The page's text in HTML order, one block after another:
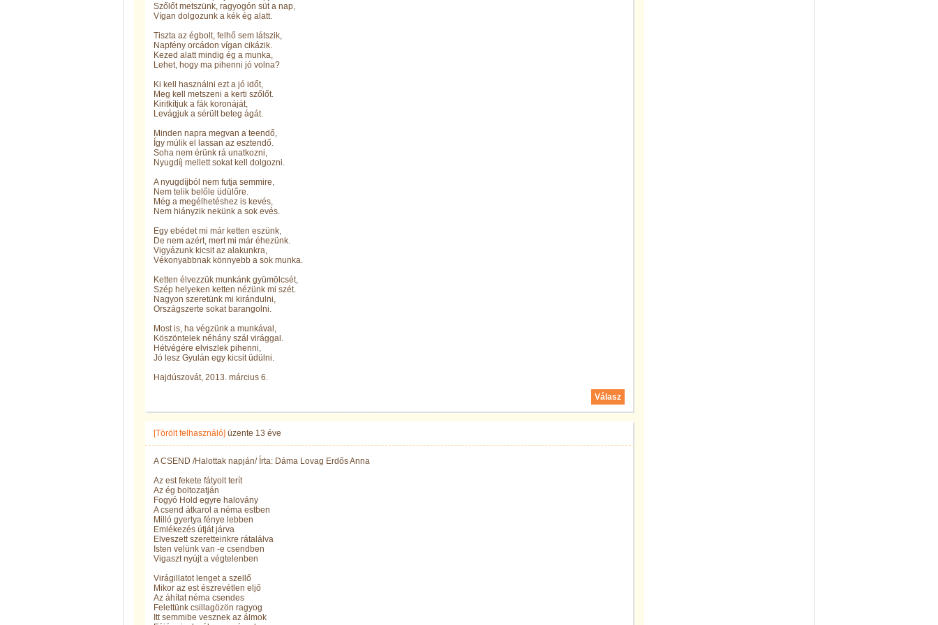
Szőlőt metszünk, ragyogón süt a nap,
Vígan dolgozunk a kék ég alatt.
Tiszta az égbolt, felhő sem látszik,
Napfény orcádon vígan cikázik.
Kezed alatt mindig ég a munka,
Lehet, hogy ma pihenni jó volna?
Ki kell használni ezt a jó időt,
Meg kell metszeni a kerti szőlőt.
Kiritkítjuk a fák koronáját,
Levágjuk a sérült beteg ágát.
Minden napra megvan a teendő,
Így múlik el lassan az esztendő.
Soha nem érünk rá unatkozni,
Nyugdíj mellett sokat kell dolgozni.
A nyugdíjból nem futja semmire,
Nem telik belőle üdülőre.
Még a megélhetéshez is kevés,
Nem hiányzik nekünk a sok evés.
Egy ebédet mi már ketten eszünk,
De nem azért, mert mi már éhezünk.
Vigyázunk kicsit az alakunkra,
Vékonyabbnak könnyebb a sok munka.
Ketten élvezzük munkánk gyümölcsét,
Szép helyeken ketten nézünk mi szét.
Nagyon szeretünk mi kirándulni,
Országszerte sokat barangolni.
Most is, ha végzünk a munkával,
Köszöntelek néhány szál virággal.
Hétvégére elviszlek pihenni,
Jó lesz Gyulán egy kicsit üdülni.
Hajdúszovát, 2013. március 6.
Válasz
[Törölt felhasználó] üzente 13 éve
A CSEND /Halottak napján/ Írta: Dáma Lovag Erdős Anna
Az est fekete fátyolt terít
Az ég boltozatján
Fogyó Hold egyre halovány
A csend átkarol a néma estben
Milló gyertya fénye lebben
Emlékezés útját járva
Elveszett szeretteinkre rátalálva
Isten velünk van -e csendben
Vigaszt nyújt a végtelenben
Virágillatot lenget a szellő
Mikor az est észrevétlen eljő
Az áhítat néma csendes
Felettünk csillagözön ragyog
Itt semmibe vesznek az álmok